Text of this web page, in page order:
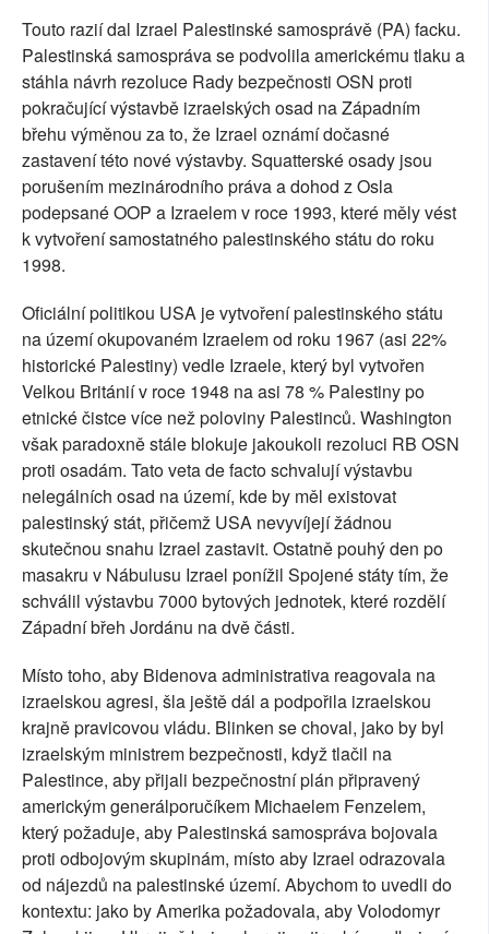
Touto razií dal Izrael Palestinské samosprávě (PA) facku.
Palestinská samospráva se podvolila americkému tlaku a
stáhla návrh rezoluce Rady bezpečnosti OSN proti
pokračující výstavbě izraelských osad na Západním
břehu výměnou za to, že Izrael oznámí dočasné
zastavení této nové výstavby. Squatterské osady jsou
porušením mezinárodního práva a dohod z Osla
podepsané OOP a Izraelem v roce 1993, které měly vést
k vytvoření samostatného palestinského státu do roku
1998.
Oficiální politikou USA je vytvoření palestinského státu
na území okupovaném Izraelem od roku 1967 (asi 22%
historické Palestiny) vedle Izraele, který byl vytvořen
Velkou Británií v roce 1948 na asi 78 % Palestiny po
etnické čistce více než poloviny Palestinců. Washington
však paradoxně stále blokuje jakoukoli rezoluci RB OSN
proti osadám. Tato veta de facto schvalují výstavbu
nelegálních osad na území, kde by měl existovat
palestinský stát, přičemž USA nevyvíjejí žádnou
skutečnou snahu Izrael zastavit. Ostatně pouhý den po
masakru v Nábulusu Izrael ponížil Spojené státy tím, že
schválil výstavbu 7000 bytových jednotek, které rozdělí
Západní břeh Jordánu na dvě části.
Místo toho, aby Bidenova administrativa reagovala na
izraelskou agresi, šla ještě dál a podpořila izraelskou
krajně pravicovou vládu. Blinken se choval, jako by byl
izraelským ministrem bezpečnosti, když tlačil na
Palestince, aby přijali bezpečnostní plán připravený
americkým generálporučíkem Michaelem Fenzelem,
který požaduje, aby Palestinská samospráva bojovala
proti odbojovým skupinám, místo aby Izrael odrazovala
od nájezdů na palestinské území. Abychom to uvedli do
kontextu: jako by Amerika požadovala, aby Volodomyr